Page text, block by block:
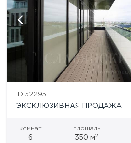
ID 52295
ЭКСКЛЮЗИВНАЯ ПРОДАЖА
комнат
6
площадь
350 м2